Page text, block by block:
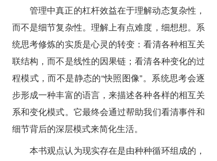
管理中真正的杠杆效益在于理解动态复杂性，
而不是细节复杂性。理解上有点难度，细想想。系
统思考修炼的实质是心灵的转变：看清各种相互关
联结构，而不是线性的因果链；看清各种变化的过
程模式，而不是静态的“快照图像”。系统思考会逐
步形成一种丰富的语言，来描述各种各样的相互关
系和变化模式。它最终会通过帮助我们看清事件和
细节背后的深层模式来简化生活。
本书观点认为现实存在是由种种循环组成的，